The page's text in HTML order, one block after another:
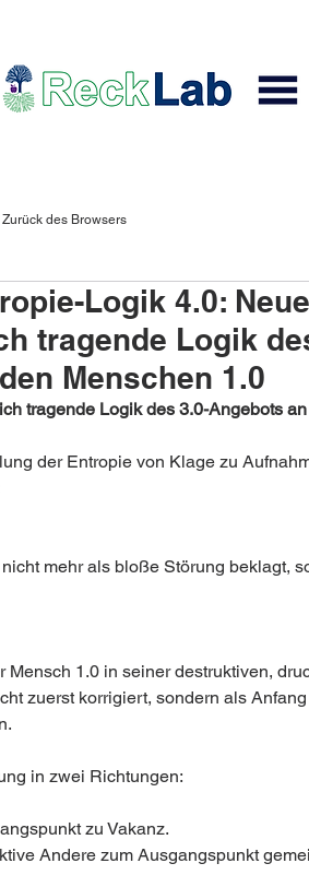
des Browsers
Logik 4.0:
tragende Logik
Menschen 1.0
tragende Logik des 3.0-Angebots
der Entropie von Klage zu
mehr als bloße Störung beklagt,
1.0 in seiner destruktiven,
zuerst korrigiert, sondern als
in zwei Richtungen:
zu Vakanz.
Andere zum Ausgangspunkt